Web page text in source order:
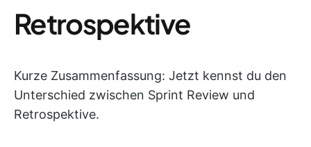
Retrospektive
Kurze Zusammenfassung: Jetzt kennst du den
Unterschied zwischen Sprint Review und
Retrospektive.